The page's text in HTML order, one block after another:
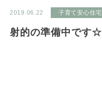
2019.06.22 子育て安心住
射的の準備中です☆